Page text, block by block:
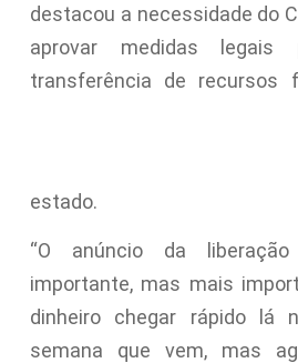
destacou a necessidade do
aprovar medidas legais
transferência de recursos
estado.
“O anúncio da
importante, mas mais
dinheiro chegar rápido lá
semana que vem, mas